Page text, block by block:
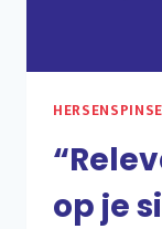
op je